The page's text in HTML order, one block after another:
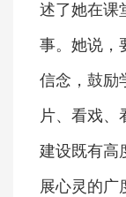
述了她在课
事。她说，
信念，鼓励
片、看戏、
建设既有高
展心灵的广